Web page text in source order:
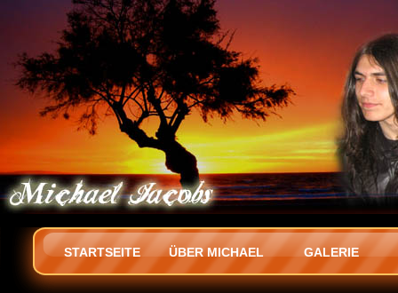
STARTSEITE ÜBER MICHAEL GALERIE